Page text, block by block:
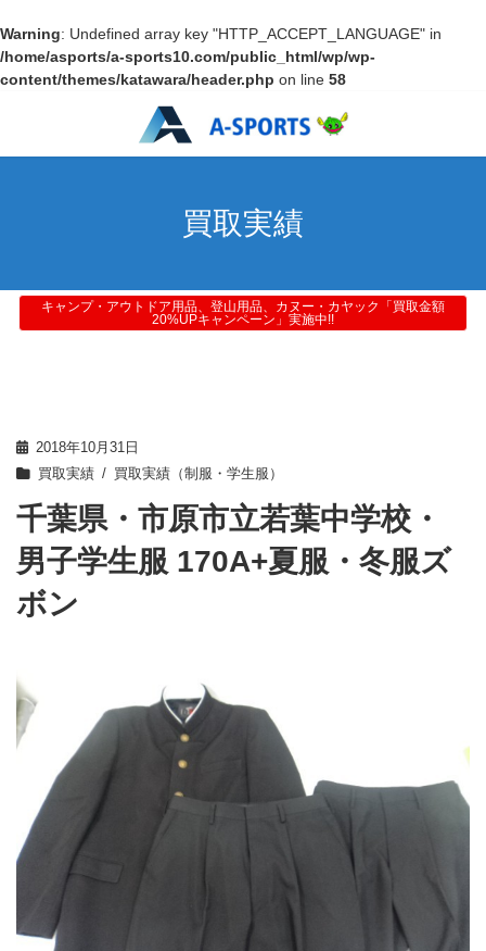
Warning: Undefined array key "HTTP_ACCEPT_LANGUAGE" in
/home/asports/a-sports10.com/public_html/wp/wp-
content/themes/katawara/header.php on line 58
買取実績
キャンプ・アウトドア用品、登山用品、カヌー・カヤック「買取金額
20%UPキャンペーン」実施中!!
2018年10月31日
買取実績
買取実績（制服・学生服）
千葉県・市原市立若葉中学校・
男子学生服 170A+夏服・冬服ズ
ボン